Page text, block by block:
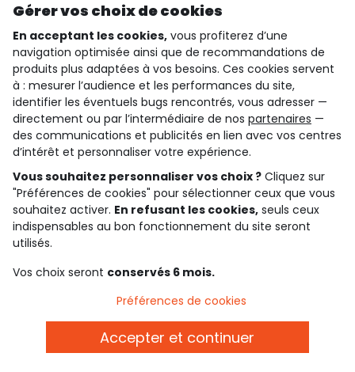
4.6/5
Basé sur 7 339 avis soumis à un contrôle
Voir l’attestation de confiance
Consulter les CGU
Téléchargez notre application
Découvrir notre application
qui sommes-nous ?
besoin d'aide ?
notre catalogue
Gérer vos choix de cookies
En acceptant les cookies, vous profiterez d’une
navigation optimisée ainsi que de recommandations de
produits plus adaptées à vos besoins. Ces cookies servent
à : mesurer l’audience et les performances du site,
identifier les éventuels bugs rencontrés, vous adresser —
directement ou par l’intermédiaire de nos partenaires —
des communications et publicités en lien avec vos centres
d’intérêt et personnaliser votre expérience.
Vous souhaitez personnaliser vos choix ? Cliquez sur
"Préférences de cookies" pour sélectionner ceux que vous
souhaitez activer. En refusant les cookies, seuls ceux
indispensables au bon fonctionnement du site seront
utilisés.
Vos choix seront conservés 6 mois.
Préférences de cookies
Accepter et continuer